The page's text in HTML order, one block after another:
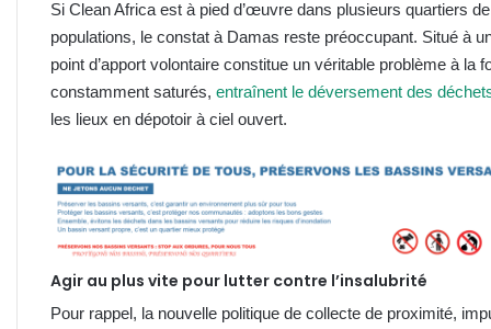
Si Clean Africa est à pied d’œuvre dans plusieurs quartiers
populations, le constat à Damas reste préoccupant. Situé à
point d’apport volontaire constitue un véritable problème à
constamment saturés, entraînent le déversement des
les lieux en dépotoir à ciel ouvert.
Agir au plus vite pour lutter contre l’insalubrité
Pour rappel, la nouvelle politique de collecte de proximité,